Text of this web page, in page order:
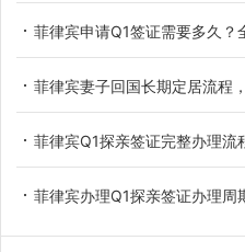
菲律宾申请Q1签证需要多久？
菲律宾妻子回国长期定居流程，领事
菲律宾Q1探亲签证完整办理流
菲律宾办理Q1探亲签证办理周